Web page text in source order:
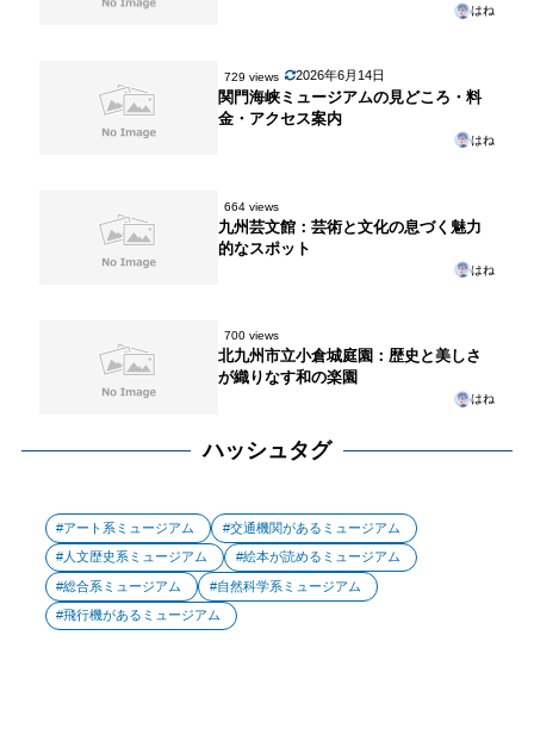
はね
729 views 2026年6月14日
関門海峡ミュージアムの見どころ・料
金・アクセス案内
はね
664 views
九州芸文館：芸術と文化の息づく魅力
的なスポット
はね
700 views
北九州市立小倉城庭園：歴史と美しさ
が織りなす和の楽園
はね
ハッシュタグ
アート系ミュージアム 交通機関があるミュージアム
人文歴史系ミュージアム 絵本が読めるミュージアム
総合系ミュージアム 自然科学系ミュージアム
飛行機があるミュージアム